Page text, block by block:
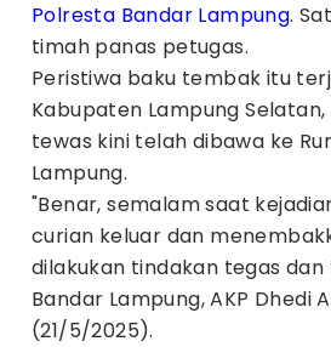
Polresta Bandar Lampung.
timah panas petugas.
Peristiwa baku tembak itu
Kabupaten Lampung
tewas kini telah dibawa ke
Lampung.
"Benar, semalam saat
curian keluar dan
dilakukan tindakan tegas
Bandar Lampung, AKP Dhedi
(21/5/2025).